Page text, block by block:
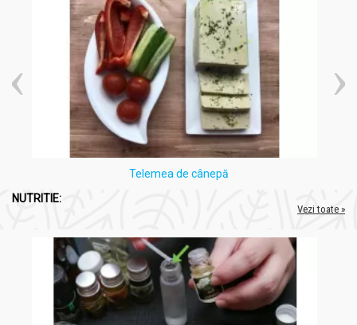
Telemea de cânepă
NUTRITIE:
Vezi toate »